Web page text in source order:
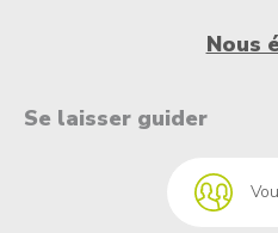
Nous
Se laisser guider